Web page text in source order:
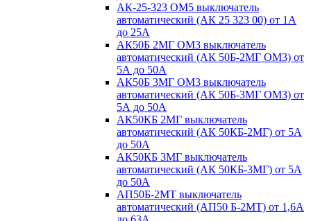
АК-25-323 ОМ5 выключатель
автоматический (АК 25 323 00) от 1А
до 25А
АК50Б 2МГ ОМ3 выключатель
автоматический (АК 50Б-2МГ ОМ3) от
5А до 50А
АК50Б 3МГ ОМ3 выключатель
автоматический (АК 50Б-3МГ ОМ3) от
5А до 50А
АК50КБ 2МГ выключатель
автоматический (АК 50КБ-2МГ) от 5А
до 50А
АК50КБ 3МГ выключатель
автоматический (АК 50КБ-3МГ) от 5А
до 50А
АП50Б-2МТ выключатель
автоматический (АП50 Б-2МТ) от 1,6А